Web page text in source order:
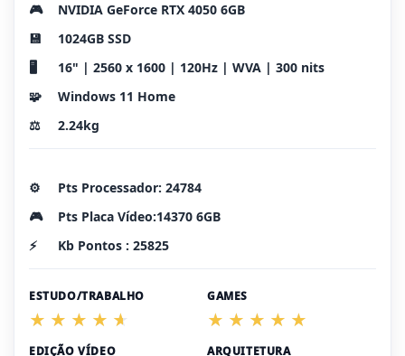
🎮
NVIDIA GeForce RTX 4050 6GB
💾
1024GB SSD
🖥️
16" | 2560 x 1600 | 120Hz | WVA | 300 nits
🧩
Windows 11 Home
⚖️
2.24kg
⚙️
Pts Processador: 24784
🎮
Pts Placa Vídeo:14370 6GB
⚡
Kb Pontos : 25825
ESTUDO/TRABALHO GAMES
EDIÇÃO VÍDEO ARQUITETURA